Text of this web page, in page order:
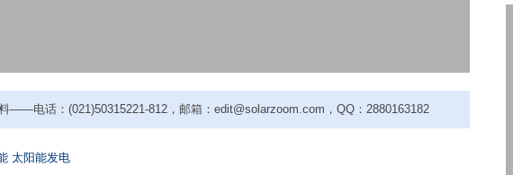
——电话：(021)50315221-812，邮箱：edit@solarzoom.com，QQ：2880163182
太阳能发电